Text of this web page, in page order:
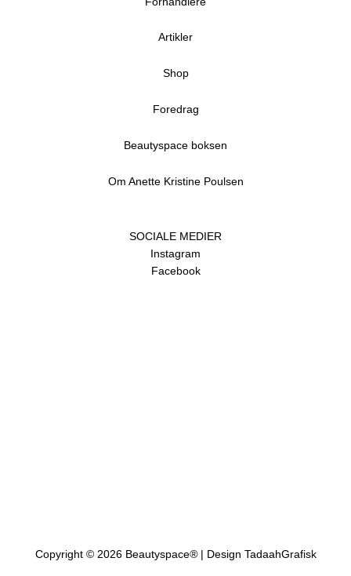
Artikler
Shop
Foredrag
Beautyspace boksen
Om Anette Kristine Poulsen
SOCIALE MEDIER
Instagram
Facebook
Copyright © 2026 Beautyspace®| Design TadaahGrafisk